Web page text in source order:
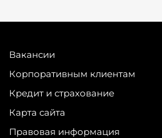
Вакансии
Корпоративным клиентам
Кредит и страхование
Карта сайта
Правовая информация